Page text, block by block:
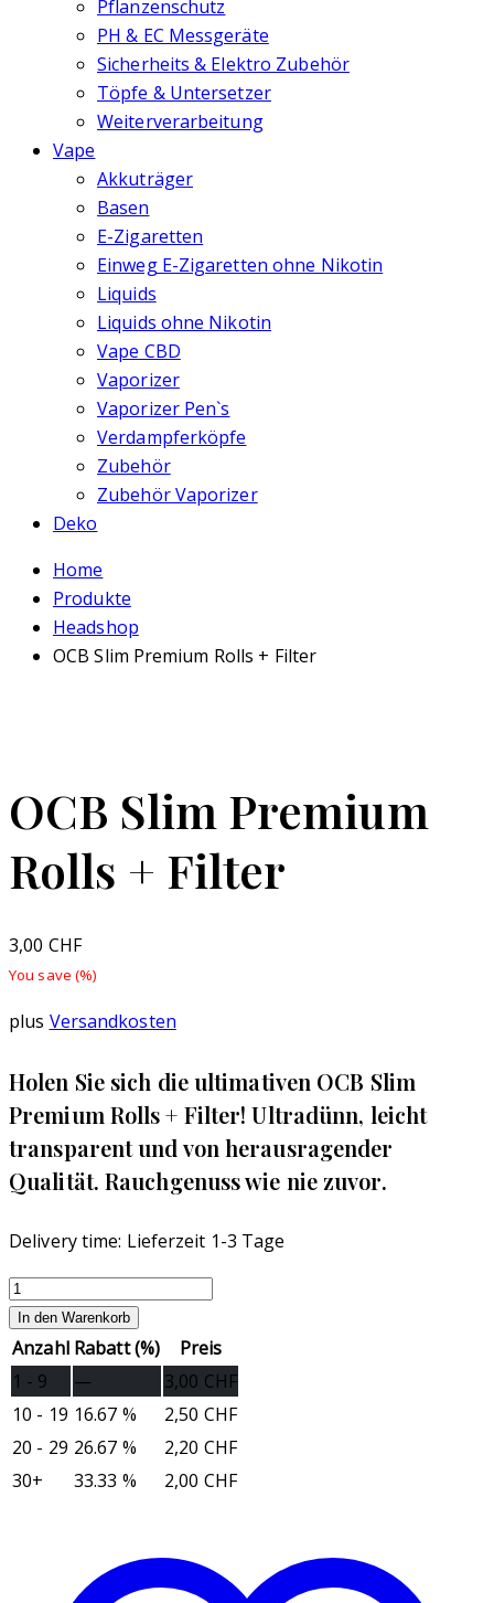
Pflanzenschutz
PH & EC Messgeräte
Sicherheits & Elektro Zubehör
Töpfe & Untersetzer
Weiterverarbeitung
Vape
Akkuträger
Basen
E-Zigaretten
Einweg E-Zigaretten ohne Nikotin
Liquids
Liquids ohne Nikotin
Vape CBD
Vaporizer
Vaporizer Pen`s
Verdampferköpfe
Zubehör
Zubehör Vaporizer
Deko
Home
Produkte
Headshop
OCB Slim Premium Rolls + Filter
OCB Slim Premium
Rolls + Filter
3,00 CHF
You save (%)
plus Versandkosten
Holen Sie sich die ultimativen OCB Slim
Premium Rolls + Filter! Ultradünn, leicht
transparent und von herausragender
Qualität. Rauchgenuss wie nie zuvor.
Delivery time: Lieferzeit 1-3 Tage
OCB
Slim
Premium
Rolls
+
Menge
In den Warenkorb
Anzahl Rabatt (%)
Preis
1 - 9
— 3,00 CHF
10 - 19 16.67 % 2,50 CHF
20 - 29 26.67 % 2,20 CHF
30+
33.33 % 2,00 CHF